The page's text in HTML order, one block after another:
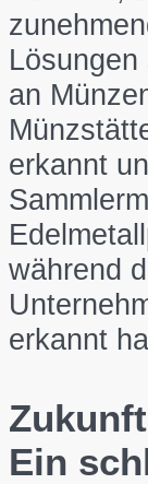
an
erkannt
während
erkannt
Ein